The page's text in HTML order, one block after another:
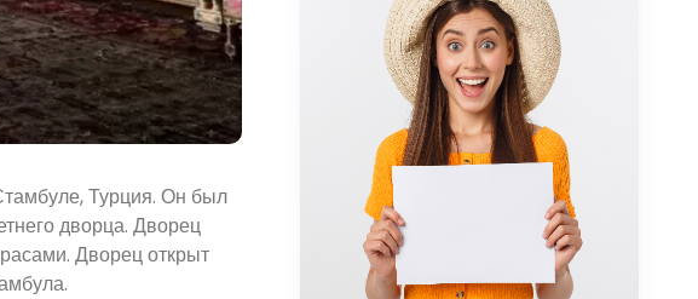
Турция. Он был
дворца. Дворец
Дворец открыт